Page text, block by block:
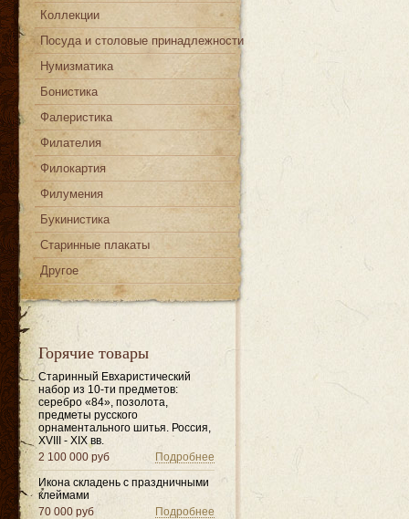
Коллекции
Посуда и столовые принадлежности
Нумизматика
Бонистика
Фалеристика
Филателия
Филокартия
Филумения
Букинистика
Старинные плакаты
Другое
Горячие товары
Старинный Евхаристический
набор из 10-ти предметов:
серебро «84», позолота,
предметы русского
орнаментального шитья. Россия,
XVIII - XIX вв.
Подробнее
2 100 000 руб
Икона складень с праздничными
клеймами
Подробнее
70 000 руб